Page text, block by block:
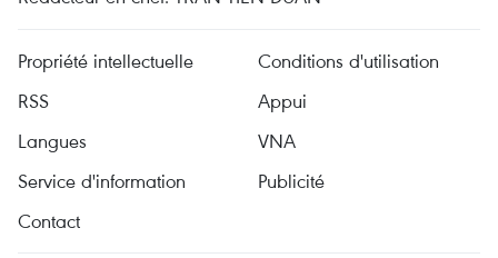
Propriété intellectuelle
Conditions d'utilisation
RSS
Appui
Langues
VNA
Service d'information
Publicité
Contact